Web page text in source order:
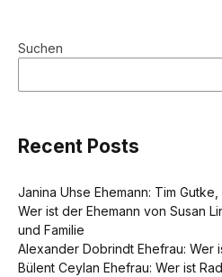
Suchen
Recent Posts
Janina Uhse Ehemann: Tim
Wer ist der Ehemann von Susan
und Familie
Alexander Dobrindt Ehefrau: Wer
Bülent Ceylan Ehefrau: Wer ist